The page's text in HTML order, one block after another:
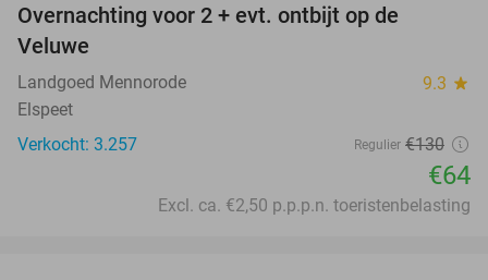
Overnachting voor 2 + evt. ontbijt op de
Veluwe
Landgoed Mennorode 9.3 star
Elspeet
Verkocht: 3.257
Regulier €130
€64
Excl. ca. €2,50 p.p.p.n. toeristenbelasting